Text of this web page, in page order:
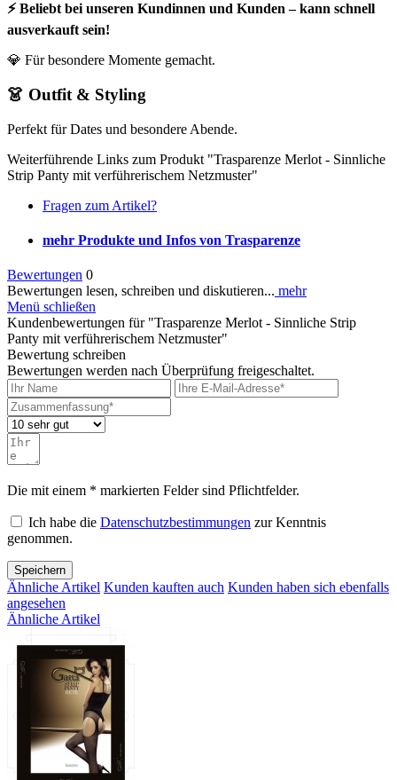
⚡ Beliebt bei unseren Kundinnen und Kunden – kann schnell
ausverkauft sein!
💎 Für besondere Momente gemacht.
👗 Outfit & Styling
Perfekt für Dates und besondere Abende.
Weiterführende Links zum Produkt "Trasparenze Merlot - Sinnliche
Strip Panty mit verführerischem Netzmuster"
Fragen zum Artikel?
mehr Produkte und Infos von Trasparenze
Bewertungen 0
Bewertungen lesen, schreiben und diskutieren... mehr
Menü schließen
Kundenbewertungen für "Trasparenze Merlot - Sinnliche Strip
Panty mit verführerischem Netzmuster"
Bewertung schreiben
Bewertungen werden nach Überprüfung freigeschaltet.
Die mit einem * markierten Felder sind Pflichtfelder.
Ich habe die Datenschutzbestimmungen zur Kenntnis
genommen.
Speichern
Ähnliche Artikel Kunden kauften auch Kunden haben sich ebenfalls
angesehen
Ähnliche Artikel